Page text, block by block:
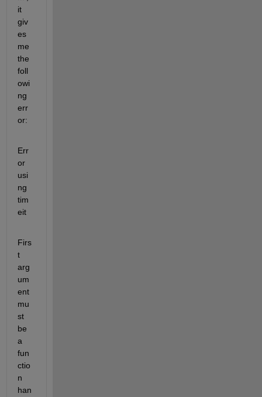
it
giv
es
me
the
foll
owi
ng
err
or:
Err
or
usi
ng
tim
eit
Firs
t
arg
um
ent
mu
st
be
a
fun
ctio
n
han